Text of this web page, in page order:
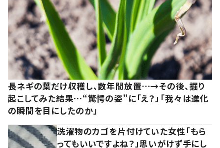
長ネギの葉だけ収穫し、数年間放置…→その後、掘り
起こしてみた結果…“驚愕の姿”に「え？」「我々は進化
の瞬間を目にしたのか」
洗濯物のカゴを片付けていた女性「もら
ってもいいですよね？」思いがけず手にし